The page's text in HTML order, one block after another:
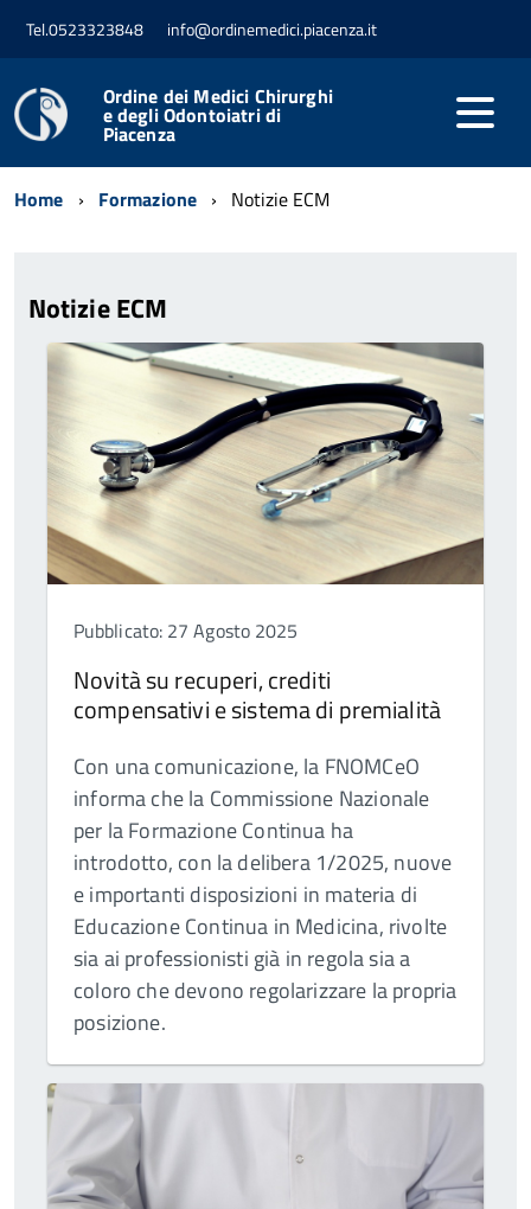
Tel.0523323848 info@ordinemedici.piacenza.it
Ordine dei Medici Chirurghi
e degli Odontoiatri di
Piacenza
Home Formazione Notizie ECM
Notizie ECM
Pubblicato: 27 Agosto 2025
Novità su recuperi, crediti
compensativi e sistema di premialità
Con una comunicazione, la FNOMCeO
informa che la Commissione Nazionale
per la Formazione Continua ha
introdotto, con la delibera 1/2025, nuove
e importanti disposizioni in materia di
Educazione Continua in Medicina, rivolte
sia ai professionisti già in regola sia a
coloro che devono regolarizzare la propria
posizione.